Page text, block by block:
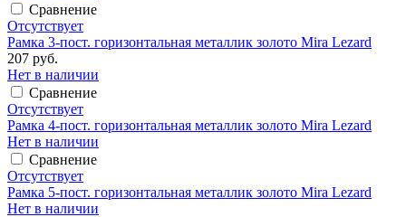
Сравнение
Отсутствует
Рамка 3-пост. горизонтальная металлик золото Mira Lezard
207 руб.
Нет в наличии
Сравнение
Отсутствует
Рамка 4-пост. горизонтальная металлик золото Mira Lezard
Нет в наличии
Сравнение
Отсутствует
Рамка 5-пост. горизонтальная металлик золото Mira Lezard
Нет в наличии